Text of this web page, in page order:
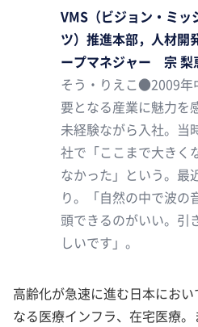
VMS（ビジョン・ミッ
ツ）推進本部，人材
ープマネジャー 宗 梨
そう・りえこ●2009年
要となる産業に魅力を
未経験ながら入社。当
社で「ここまで大きく
なかった」という。最
り。「自然の中で波の
頭できるのがいい。引
しいです」。
高齢化が急速に進む日本にお
なる医療インフラ、在宅医療